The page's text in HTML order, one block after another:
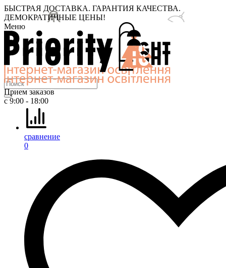
БЫСТРАЯ ДОСТАВКА. ГАРАНТИЯ КАЧЕСТВА.
ДЕМОКРАТИЧНЫЕ ЦЕНЫ!
Меню
Прием заказов
с 9:00 - 18:00
сравнение
0